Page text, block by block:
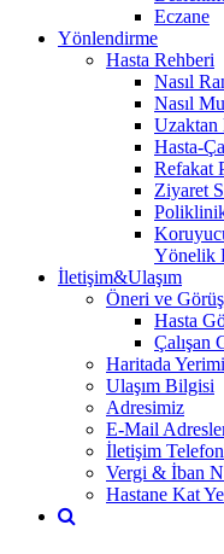
Eczane
Yönlendirme
Hasta Rehberi
Nasıl
Nasıl
Uzaktan
Hasta-
Refakat
Ziyaret
Yönelik
İletişim&Ulaşım
Öneri ve
Hasta
Çalışan
Haritada
Ulaşım Bilgisi
Adresimiz
E-Mail
İletişim
Vergi & İban
Hastane Kat